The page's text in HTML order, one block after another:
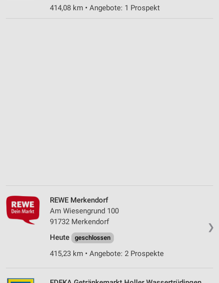
414,08 km • Angebote: 1 Prospekt
❯
REWE Merkendorf
Am Wiesengrund 100
91732 Merkendorf
Heute
geschlossen
415,23 km • Angebote: 2 Prospekte